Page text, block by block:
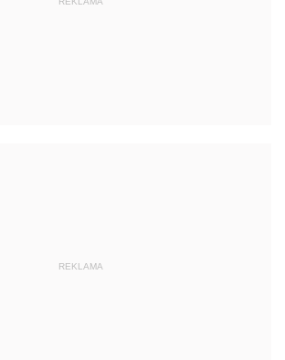
REKLAMA